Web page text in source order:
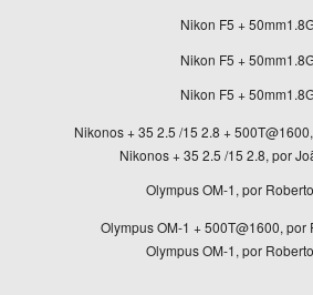
Nikon F5 +
Nikon F5 +
Nikon F5 +
Nikonos + 35 2.5 /15 2.8 +
Nikonos + 35 2.5 /15 2.8, por
Olympus OM-1, por
Olympus OM-1 + 500T@1600, por
Olympus OM-1, por